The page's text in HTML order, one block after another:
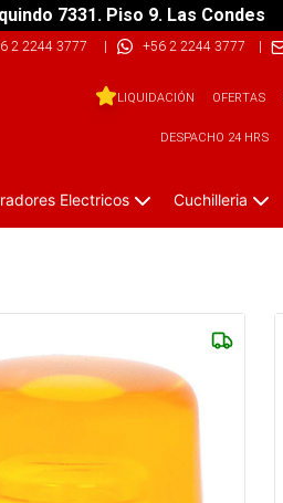
7331. Piso 9. Las Condes
2 2244 3777 | +56 2 2244 3777 |
LIQUIDACIÓN OFERTAS
DESPACHO 24 HRS
Electricos Cuchilleria